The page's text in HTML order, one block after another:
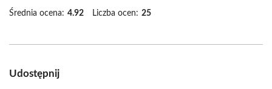
Średnia ocena: 4.92 Liczba ocen: 25
Udostępnij